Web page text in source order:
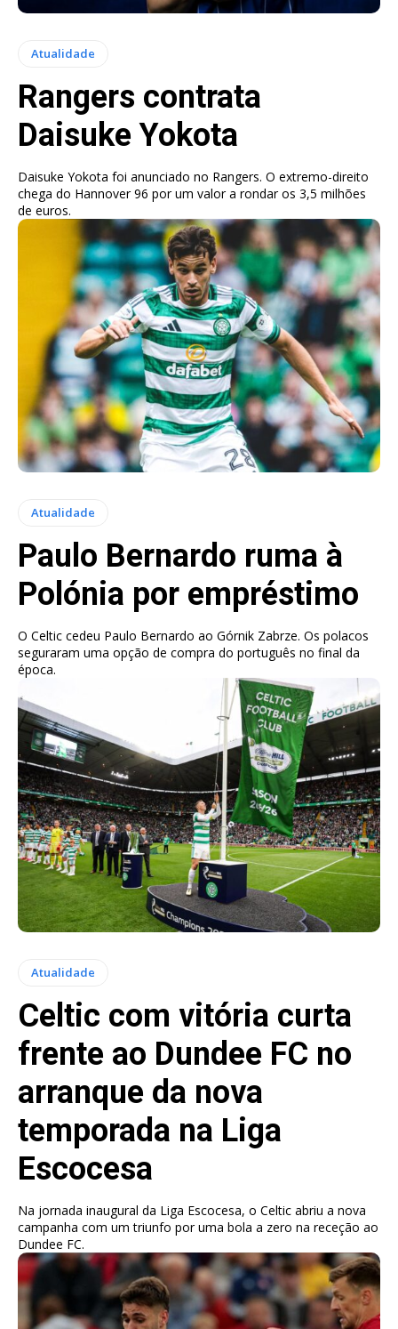
Atualidade
Rangers contrata
Daisuke Yokota
Daisuke Yokota foi anunciado no Rangers. O extremo-direito
chega do Hannover 96 por um valor a rondar os 3,5 milhões
de euros.
Atualidade
Paulo Bernardo ruma à
Polónia por empréstimo
O Celtic cedeu Paulo Bernardo ao Górnik Zabrze. Os polacos
seguraram uma opção de compra do português no final da
época.
Atualidade
Celtic com vitória curta
frente ao Dundee FC no
arranque da nova
temporada na Liga
Escocesa
Na jornada inaugural da Liga Escocesa, o Celtic abriu a nova
campanha com um triunfo por uma bola a zero na receção ao
Dundee FC.